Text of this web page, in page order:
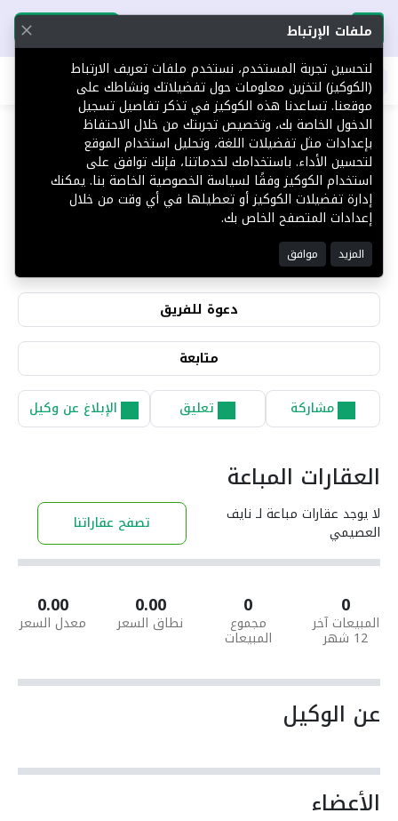
تحميل التطبيق تحميل التطبيق
اطلب عقارك
نايف العصيمي
0
التقييمات
دعوة للفريق
متابعة
مشاركة تعليق الإبلاغ عن وكيل
العقارات المباعة
لا يوجد عقارات مباعة لـ نايف
العصيمي تصفح عقاراتنا
0
المبيعات آخر
12 شهر
0
مجموع
المبيعات
0.00
نطاق السعر
0.00
معدل السعر
عن الوكيل
الأعضاء
ملفات الإرتباط
لتحسين تجربة المستخدم، نستخدم ملفات تعريف الارتباط
(الكوكيز) لتخزين معلومات حول تفضيلاتك ونشاطك على
موقعنا. تساعدنا هذه الكوكيز في تذكر تفاصيل تسجيل
الدخول الخاصة بك، وتخصيص تجربتك من خلال الاحتفاظ
بإعدادات مثل تفضيلات اللغة، وتحليل استخدام الموقع
لتحسين الأداء. باستخدامك لخدماتنا، فإنك توافق على
استخدام الكوكيز وفقًا لسياسة الخصوصية الخاصة بنا. يمكنك
إدارة تفضيلات الكوكيز أو تعطيلها في أي وقت من خلال
إعدادات المتصفح الخاص بك.
المزيد موافق